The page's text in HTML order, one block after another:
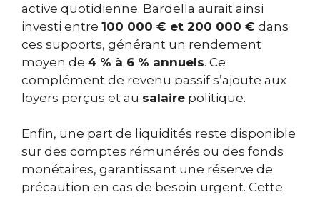
active quotidienne. Bardella aurait ainsi
investi entre 100 000 € et 200 000 € dans
ces supports, générant un rendement
moyen de 4 % à 6 % annuels. Ce
complément de revenu passif s’ajoute aux
loyers perçus et au salaire politique.
Enfin, une part de liquidités reste disponible
sur des comptes rémunérés ou des fonds
monétaires, garantissant une réserve de
précaution en cas de besoin urgent. Cette